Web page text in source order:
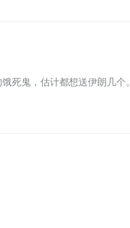
死鬼，估计都想送伊朗几个。